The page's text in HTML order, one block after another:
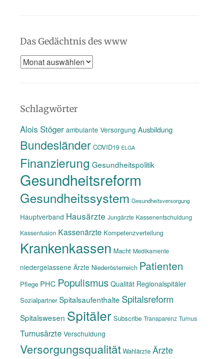
Das Gedächtnis des www
Das
www
Schlagwörter
Alois Stöger ambulante Versorgung Ausbildung
Bundesländer COVID19 ELGA
Finanzierung Gesundheitspolitik
Gesundheitsreform
Gesundheitssystem Gesundheitsversorgung
Hauptverband Hausärzte Jungärzte Kassenentschuldung
Kassenfusion Kassenärzte Kompetenzverteilung
Krankenkassen Macht Medikamente
niedergelassene Ärzte Niederösterreich Patienten
Pflege PHC Populismus Qualität Regionalspitäler
Sozialpartner Spitalsaufenthalte Spitalsreform
Spitalswesen Spitäler Subscribe Transparenz Turnus
Turnusärzte Verschuldung
Versorgungsqualität Wahlärzte Ärzte